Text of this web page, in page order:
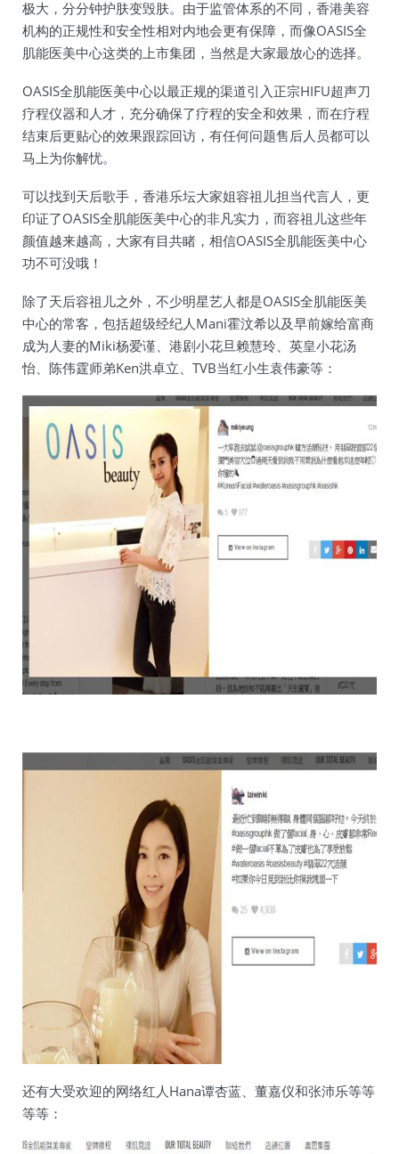
极大，分分钟护肤变毁肤。由于监管体系的不同，香港美容
机构的正规性和安全性相对内地会更有保障，而像OASIS全
肌能医美中心这类的上市集团，当然是大家最放心的选择。
OASIS全肌能医美中心以最正规的渠道引入正宗HIFU超声刀
疗程仪器和人才，充分确保了疗程的安全和效果，而在疗程
结束后更贴心的效果跟踪回访，有任何问题售后人员都可以
马上为你解忧。
可以找到天后歌手，香港乐坛大家姐容祖儿担当代言人，更
印证了OASIS全肌能医美中心的非凡实力，而容祖儿这些年
颜值越来越高，大家有目共睹，相信OASIS全肌能医美中心
功不可没哦！
除了天后容祖儿之外，不少明星艺人都是OASIS全肌能医美
中心的常客，包括超级经纪人Mani霍汶希以及早前嫁给富商
成为人妻的Miki杨爱谨、港剧小花旦赖慧玲、英皇小花汤
怡、陈伟霆师弟Ken洪卓立、TVB当红小生袁伟豪等：
还有大受欢迎的网络红人Hana谭杏蓝、董嘉仪和张沛乐等等
等等：